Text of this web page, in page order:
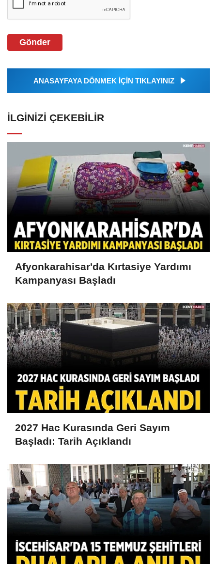
Gönder
ANASAYFAYA DÖNMEK İÇİN TIKLAYINIZ
İLGINIZI ÇEKEBILIR
Afyonkarahisar'da Kırtasiye Yardımı
Kampanyası Başladı
2027 Hac Kurasında Geri Sayım
Başladı: Tarih Açıklandı